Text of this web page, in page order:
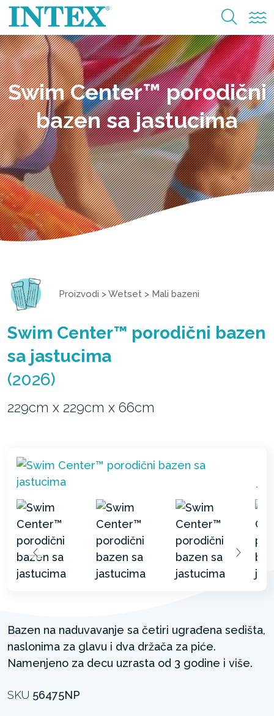
Swim Center™ porodični
bazen sa jastucima
Proizvodi >Wetset > Mali bazeni
Swim Center™ porodični bazen
sa jastucima
(2026)
229cm x 229cm x 66cm
Bazen na naduvavanje sa četiri ugrađena sedišta,
naslonima za glavu i dva držača za piće.
Namenjeno za decu uzrasta od 3 godine i više.
SKU 56475NP